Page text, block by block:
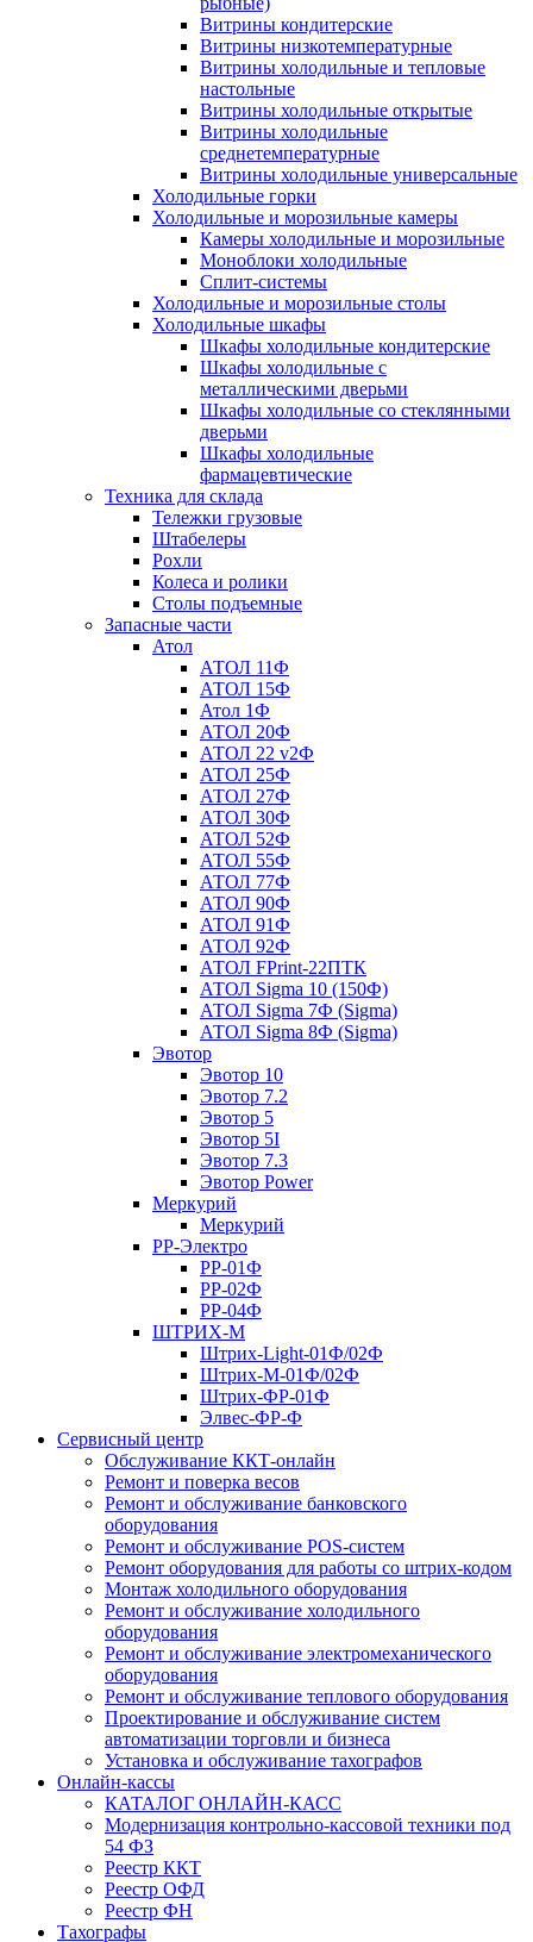
Витрины кондитерские
Витрины низкотемпературные
Витрины холодильные и тепловые
настольные
Витрины холодильные открытые
Витрины холодильные
среднетемпературные
Витрины холодильные универсальные
Холодильные горки
Холодильные и морозильные камеры
Камеры холодильные и морозильные
Моноблоки холодильные
Сплит-системы
Холодильные и морозильные столы
Холодильные шкафы
Шкафы холодильные кондитерские
Шкафы холодильные с
металлическими дверьми
Шкафы холодильные со стеклянными
дверьми
Шкафы холодильные
фармацевтические
Техника для склада
Тележки грузовые
Штабелеры
Рохли
Колеса и ролики
Столы подъемные
Запасные части
Атол
АТОЛ 11Ф
АТОЛ 15Ф
Атол 1Ф
АТОЛ 20Ф
АТОЛ 22 v2Ф
АТОЛ 25Ф
АТОЛ 27Ф
АТОЛ 30Ф
АТОЛ 52Ф
АТОЛ 55Ф
АТОЛ 77Ф
АТОЛ 90Ф
АТОЛ 91Ф
АТОЛ 92Ф
АТОЛ FPrint-22ПТК
АТОЛ Sigma 10 (150Ф)
АТОЛ Sigma 7Ф (Sigma)
АТОЛ Sigma 8Ф (Sigma)
Эвотор
Эвотор 10
Эвотор 7.2
Эвотор 5
Эвотор 5I
Эвотор 7.3
Эвотор Power
Меркурий
Меркурий
РР-Электро
РР-01Ф
РР-02Ф
РР-04Ф
ШТРИХ-М
Штрих-Light-01Ф/02Ф
Штрих-М-01Ф/02Ф
Штрих-ФР-01Ф
Элвес-ФР-Ф
Сервисный центр
Обслуживание ККТ-онлайн
Ремонт и поверка весов
Ремонт и обслуживание банковского
оборудования
Ремонт и обслуживание POS-систем
Ремонт оборудования для работы со штрих-кодом
Монтаж холодильного оборудования
Ремонт и обслуживание холодильного
оборудования
Ремонт и обслуживание электромеханического
оборудования
Ремонт и обслуживание теплового оборудования
Проектирование и обслуживание систем
автоматизации торговли и бизнеса
Установка и обслуживание тахографов
Онлайн-кассы
КАТАЛОГ ОНЛАЙН-КАСС
Модернизация контрольно-кассовой техники под
54 ФЗ
Реестр ККТ
Реестр ОФД
Реестр ФН
Тахографы